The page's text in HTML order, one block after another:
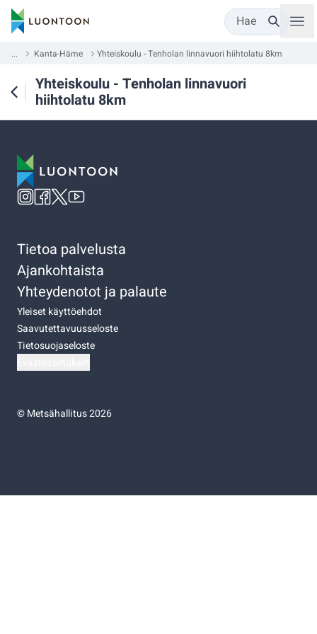
Hae
... Kanta-Häme Yhteiskoulu - Tenholan linnavuori hiihtolatu 8km
Yhteiskoulu - Tenholan linnavuori
hiihtolatu 8km
Tietoa palvelusta
Ajankohtaista
Yhteydenotot ja palaute
Yleiset käyttöehdot
Saavutettavuusseloste
Tietosuojaseloste
©Metsähallitus 2026